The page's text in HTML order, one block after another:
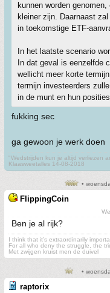
kunnen worden
kleiner zijn. Daarnaast
in toekomstige ETF-
In het laatste scenario
In dat geval is eenzelfde
wellicht meer korte
termijn investeerders
in de munt en hun
fukking sec
ga gewoon je werk doen
"Wedstrijden kun je altijd verliezen
Klaasweetalles 14-08-2018
•
FlippingCoin
Ben je al rijk?
I think that it’s extraordinarily
For all who deny the struggle, the
Met zwijgen kruist men de duivel
•
raptorix